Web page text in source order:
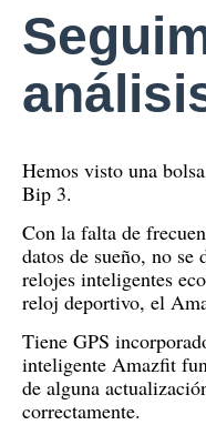
Hemos visto una
Bip 3.
Con la falta de
datos de sueño, no se
relojes inteligentes
reloj deportivo, el
Tiene GPS
inteligente Amazfit
de alguna
correctamente.